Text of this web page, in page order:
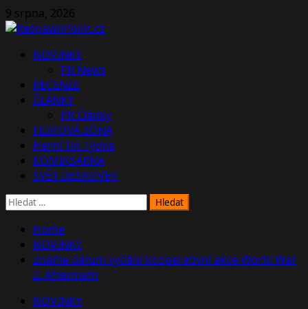
Skip
to
9 srpna, 2026
PrimaryNOVINKY
PR News
RECENZE
ČLÁNKY
PR Články
FILMOVÁ ZÓNA
Herní Tip Týdne
KOMIKSÁRNA
SVĚT DESKOVEK
Vyhledávání
Home
NOVINKY
Známe datum vydání kooperativní akce World War
Z: Aftermath
NOVINKY